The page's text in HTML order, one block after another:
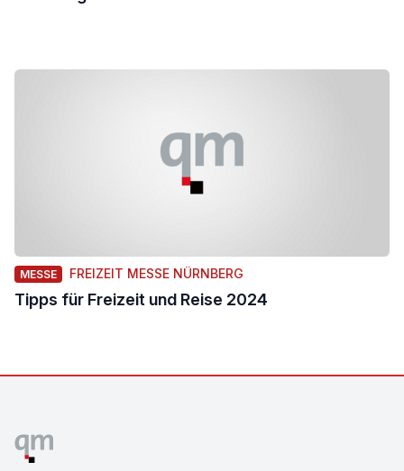
MESSE FREIZEIT MESSE NÜRNBERG
Tipps für Freizeit und Reise 2024